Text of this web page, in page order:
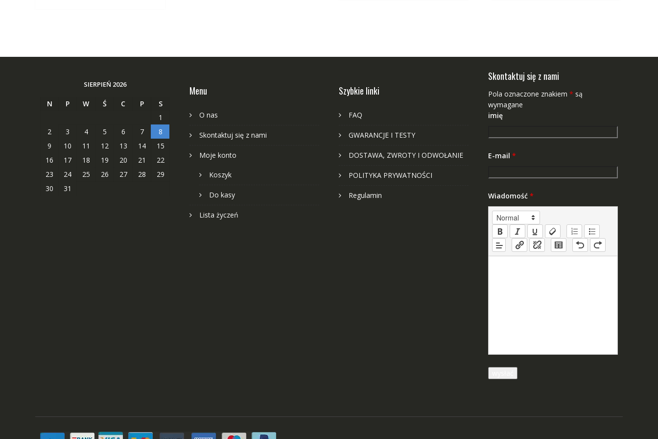
SIERPIEŃ 2026
N P W Ś C P
S
1
2
3 4 5 6 7
8
9
10 11 12 13 14
15
16
17 18 19 20 21
22
23
24 25 26 27 28
29
30
31
Menu
O nas
Skontaktuj się z nami
Moje konto
Koszyk
Do kasy
Lista życzeń
Szybkie linki
FAQ
GWARANCJE I TESTY
DOSTAWA, ZWROTY I ODWOŁANIE
POLITYKA PRYWATNOŚCI
Regulamin
Skontaktuj się z nami
Pola oznaczone znakiem * są
wymagane
imię
E-mail *
Wiadomość *